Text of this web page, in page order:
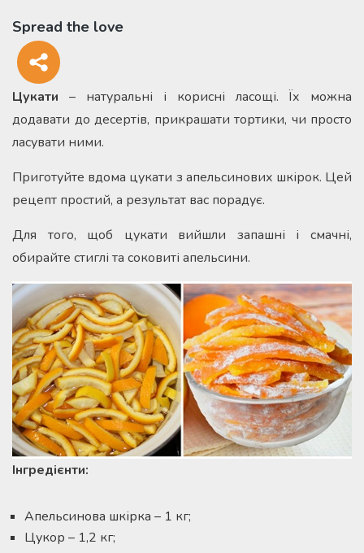
Spread the love
Цукати – натуральні і корисні ласощі. Їх можна
додавати до десертів, прикрашати тортики, чи просто
ласувати ними.
Приготуйте вдома цукати з апельсинових шкірок. Цей
рецепт простий, а результат вас порадує.
Для того, щоб цукати вийшли запашні і смачні,
обирайте стиглі та соковиті апельсини.
Інгредієнти:
Апельсинова шкірка – 1 кг;
Цукор – 1,2 кг;